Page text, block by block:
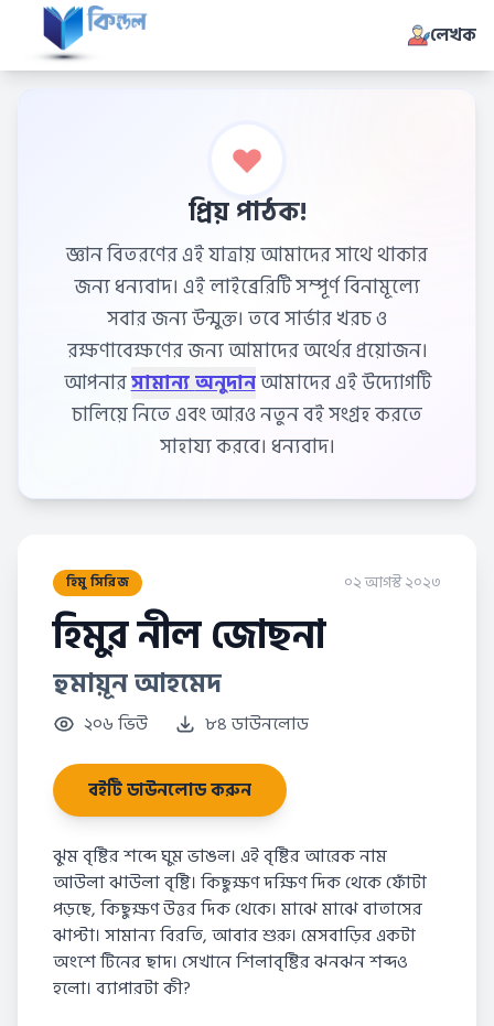
লেখক
প্রিয় পাঠক!
জ্ঞান বিতরণের এই যাত্রায় আমাদের সাথে থাকার
জন্য ধন্যবাদ। এই লাইব্রেরিটি সম্পূর্ণ বিনামূল্যে
সবার জন্য উন্মুক্ত। তবে সার্ভার খরচ ও
রক্ষণাবেক্ষণের জন্য আমাদের অর্থের প্রয়োজন।
আপনার
সামান্য অনুদানআমাদের এই উদ্যোগটি
চালিয়ে নিতে এবং আরও নতুন বই সংগ্রহ করতে
সাহায্য করবে। ধন্যবাদ।
হিমু সিরিজ ০২ আগস্ট ২০২৩
হিমুর নীল জোছনা
হুমায়ূন আহমেদ
২০৬ ভিউ ৮৪ ডাউনলোড
বইটি ডাউনলোড করুন
ঝুম বৃষ্টির শব্দে ঘুম ভাঙল। এই বৃষ্টির আরেক নাম
আউলা ঝাউলা বৃষ্টি। কিছুক্ষণ দক্ষিণ দিক থেকে ফোঁটা
পড়ছে, কিছুক্ষণ উত্তর দিক থেকে। মাঝে মাঝে বাতাসের
ঝাপ্টা। সামান্য বিরতি, আবার শুরু। মেসবাড়ির একটা
অংশে টিনের ছাদ। সেখানে শিলাবৃষ্টির ঝনঝন শব্দও
হলো। ব্যাপারটা কী?